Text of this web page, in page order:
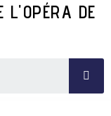
L'OPÉRA DE